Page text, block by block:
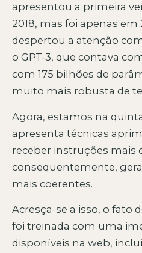
apresentou a primeira
2018, mas foi apenas
despertou a atenção
o GPT-3, que contava
com 175 bilhões de
muito mais robusta de
Agora, estamos na
apresenta técnicas
receber instruções mais
consequentemente,
mais coerentes.
Acresça-se a isso, o fato
foi treinada com uma
disponíveis na web,